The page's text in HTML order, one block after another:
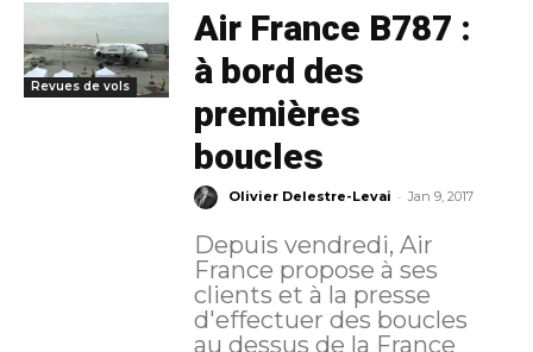
Revues de vols
Air France B787 :
à bord des
premières
boucles
Olivier Delestre-Levai - Jan 9, 2017
Depuis vendredi, Air
France propose à ses
clients et à la presse
d'effectuer des boucles
au dessus de la France